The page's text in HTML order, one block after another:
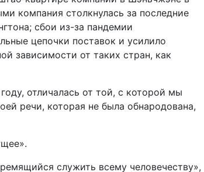
компания столкнулась за последние
сбои из-за пандемии
цепочки поставок и усилило
зависимости от таких стран, как
отличалась от той, с которой мы
речи, которая не была обнародована,
служить всему человечеству»,